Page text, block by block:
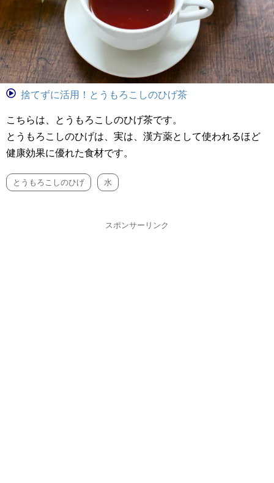
捨てずに活用！とうもろこしのひげ茶
こちらは、とうもろこしのひげ茶です。
とうもろこしのひげは、実は、漢方薬として使われるほど
健康効果に優れた食材です。
とうもろこしのひげ 水
スポンサーリンク